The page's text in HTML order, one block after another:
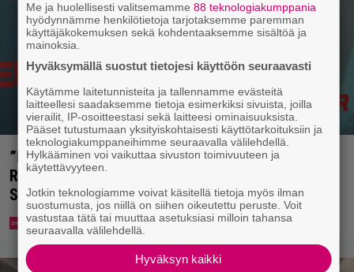
”Nukuimme kaikki viisi samassa huoneessa” –
Renny Harlinin perhe vietti unelmien kesän
Suomessa
Me ja huolellisesti valitsemamme 88 teknologiakumppania
hyödynnämme henkilötietoja tarjotaksemme paremman
käyttäjäkokemuksen sekä kohdentaaksemme sisältöä ja
mainoksia.
Hyväksymällä suostut tietojesi käyttöön seuraavasti
Käytämme laitetunnisteita ja tallennamme evästeitä
laitteellesi saadaksemme tietoja esimerkiksi sivuista, joilla
vierailit, IP-osoitteestasi sekä laitteesi ominaisuuksista.
Pääset tutustumaan yksityiskohtaisesti käyttötarkoituksiin ja
teknologiakumppaneihimme seuraavalla välilehdellä.
Hylkääminen voi vaikuttaa sivuston toimivuuteen ja
käytettävyyteen.
Jotkin teknologiamme voivat käsitellä tietoja myös ilman
suostumusta, jos niillä on siihen oikeutettu peruste. Voit
vastustaa tätä tai muuttaa asetuksiasi milloin tahansa
seuraavalla välilehdellä.
Hyväksyn kaikki